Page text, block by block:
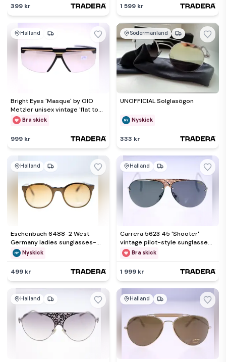
399 kr 1 599 kr
Halland
Bright Eyes 'Masque' by OIO
Metzler unisex vintage 'flat top'
sunglasses-1980s
Bra skick
999 kr
Södermanland
UNOFFICIAL Solglasögon
Nyskick
333 kr
Halland
Eschenbach 6488-2 West
Germany ladies sunglasses-
circa 1970s/80s-NEW-Weight
28g
Nyskick
499 kr
Halland
Carrera 5623 45 'Shooter'
vintage pilot-style sunglasses
for men-circa 1980s-30g
Bra skick
1 999 kr
Halland Halland